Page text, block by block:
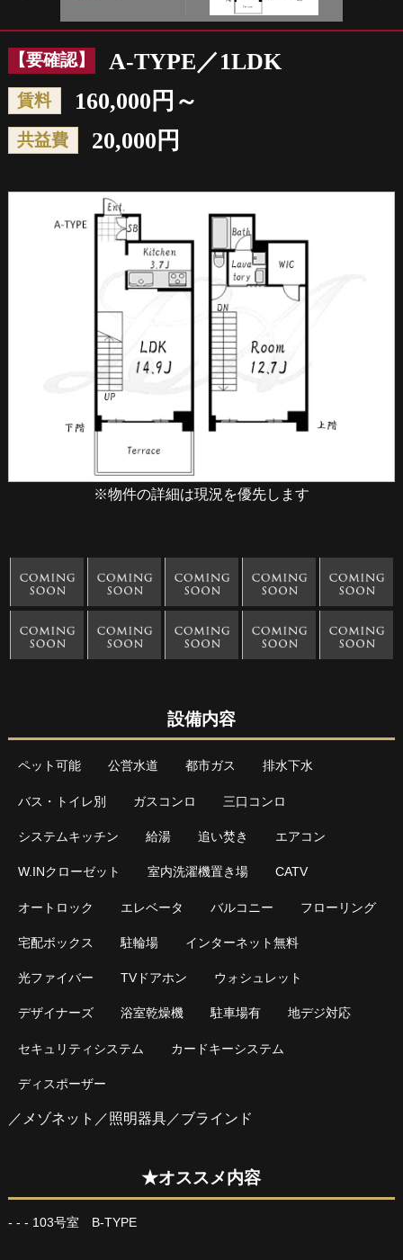
【要確認】 A-TYPE／1LDK
賃料 160,000円～
共益費 20,000円
※物件の詳細は現況を優先します
設備内容
ペット可能 公営水道 都市ガス 排水下水
バス・トイレ別 ガスコンロ 三口コンロ
システムキッチン 給湯 追い焚き エアコン
W.INクローゼット 室内洗濯機置き場 CATV
オートロック エレベータ バルコニー フローリング
宅配ボックス 駐輪場 インターネット無料
光ファイバー TVドアホン ウォシュレット
デザイナーズ 浴室乾燥機 駐車場有 地デジ対応
セキュリティシステム カードキーシステム
ディスポーザー
／メゾネット／照明器具／ブラインド
★オススメ内容
- - - 103号室 B-TYPE